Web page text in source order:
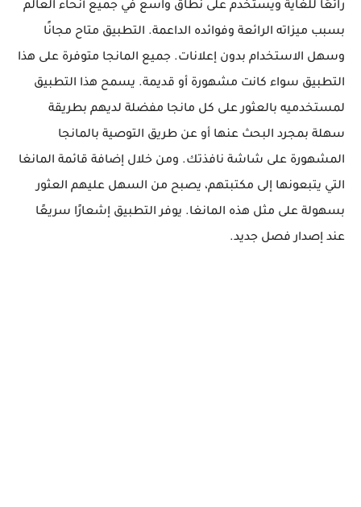
رائعًا للغاية ويستخدم على نطاق واسع في جميع أنحاء العالم
بسبب ميزاته الرائعة وفوائده الداعمة. التطبيق متاح مجانًا
وسهل الاستخدام بدون إعلانات. جميع المانجا متوفرة على هذا
التطبيق سواء كانت مشهورة أو قديمة. يسمح هذا التطبيق
لمستخدميه بالعثور على كل مانجا مفضلة لديهم بطريقة
سهلة بمجرد البحث عنها أو عن طريق التوصية بالمانجا
المشهورة على شاشة نافذتك. ومن خلال إضافة قائمة المانغا
التي يتبعونها إلى مكتبتهم، يصبح من السهل عليهم العثور
بسهولة على مثل هذه المانغا. يوفر التطبيق إشعارًا سريعًا
عند إصدار فصل جديد.